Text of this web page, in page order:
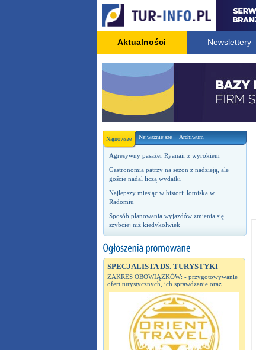
Aktualności Newslettery
Najnowsze Najważniejsze Archiwum
Agresywny pasażer Ryanair z wyrokiem
Gastronomia patrzy na sezon z nadzieją, ale
goście nadal liczą wydatki
Najlepszy miesiąc w historii lotniska w
Radomiu
Sposób planowania wyjazdów zmienia się
szybciej niż kiedykolwiek
SPECJALISTA DS. TURYSTYKI
ZAKRES OBOWIĄZKÓW: - przygotowywanie
ofert turystycznych, ich sprawdzanie oraz...